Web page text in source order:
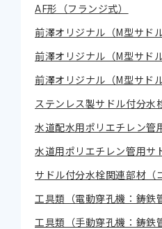
AF形（フランジ式）
前澤オリジナル（M型サド
前澤オリジナル（M型サド
前澤オリジナル（M型サド
ステンレス製サドル付分水
水道配水用ポリエチレン管
水道用ポリエチレン管用サ
サドル付分水栓関連部材（
工具類（電動穿孔機：鋳鉄
工具類（手動穿孔機：鋳鉄